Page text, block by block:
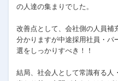
の人達の集まりでした。
改善点として、会社側の人員補
分かりますが中途採用社員・パ
選をしっかりすべき！！
結局、社会人として常識有る人